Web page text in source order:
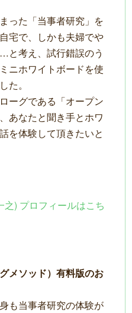
った「当事者研究」を
宅で、しかも夫婦でや
と考え、試行錯誤のう
ニホワイトボードを使
た。
ーグである「オープン
あなたと聞き手とホワ
を体験して頂きたいと
) プロフィールはこち
メソッド）有料版のお
も当事者研究の体験が